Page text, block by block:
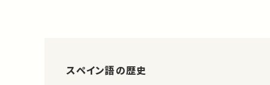
スペイン語の歴史